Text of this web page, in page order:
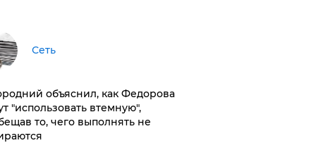
Сеть
объяснил, как Федорова
"использовать втемную",
то, чего выполнять не